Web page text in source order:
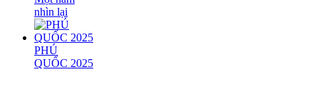
nhìn lại
PHÚ
QUỐC 2025